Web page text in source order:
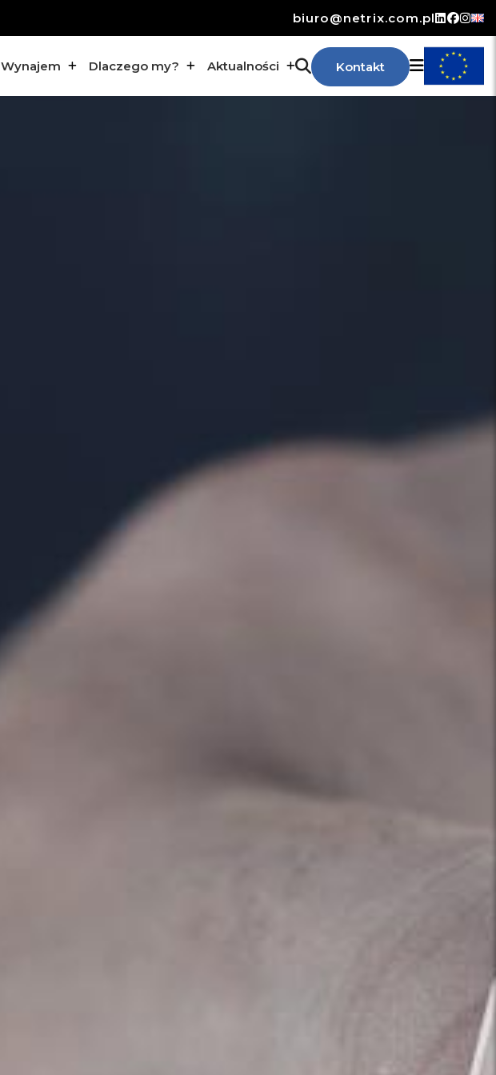
biuro@netrix.com.pl
Wynajem Dlaczego my? Aktualności Kontakt